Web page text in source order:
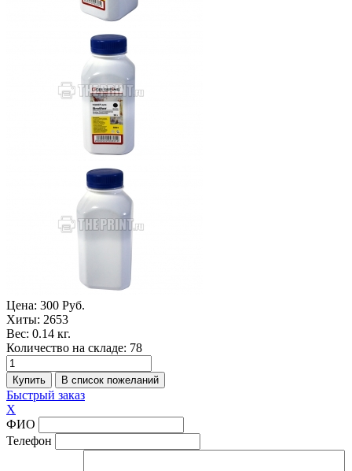
Цена: 300 Руб.
Хиты: 2653
Вес: 0.14 кг.
Количество на складе: 78
Быстрый заказ
X
ФИО
Телефон